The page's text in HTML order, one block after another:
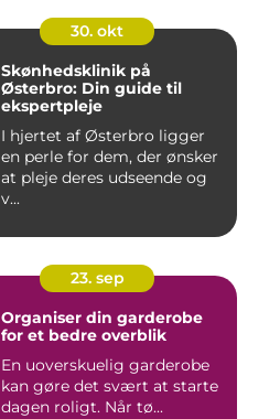
30. okt
Skønhedsklinik på
Østerbro: Din guide til
ekspertpleje
I hjertet af Østerbro ligger
en perle for dem, der ønsker
at pleje deres udseende og
v...
23. sep
Organiser din garderobe
for et bedre overblik
En uoverskuelig garderobe
kan gøre det svært at starte
dagen roligt. Når tø...